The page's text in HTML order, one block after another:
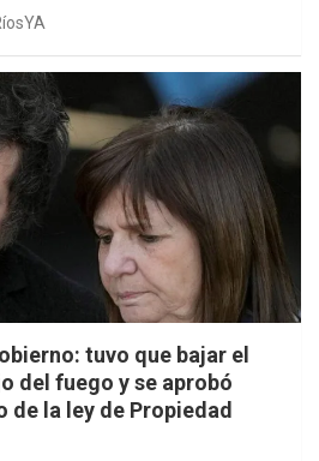
tuvo que bajar el
del fuego y se aprobó
de la ley de Propiedad